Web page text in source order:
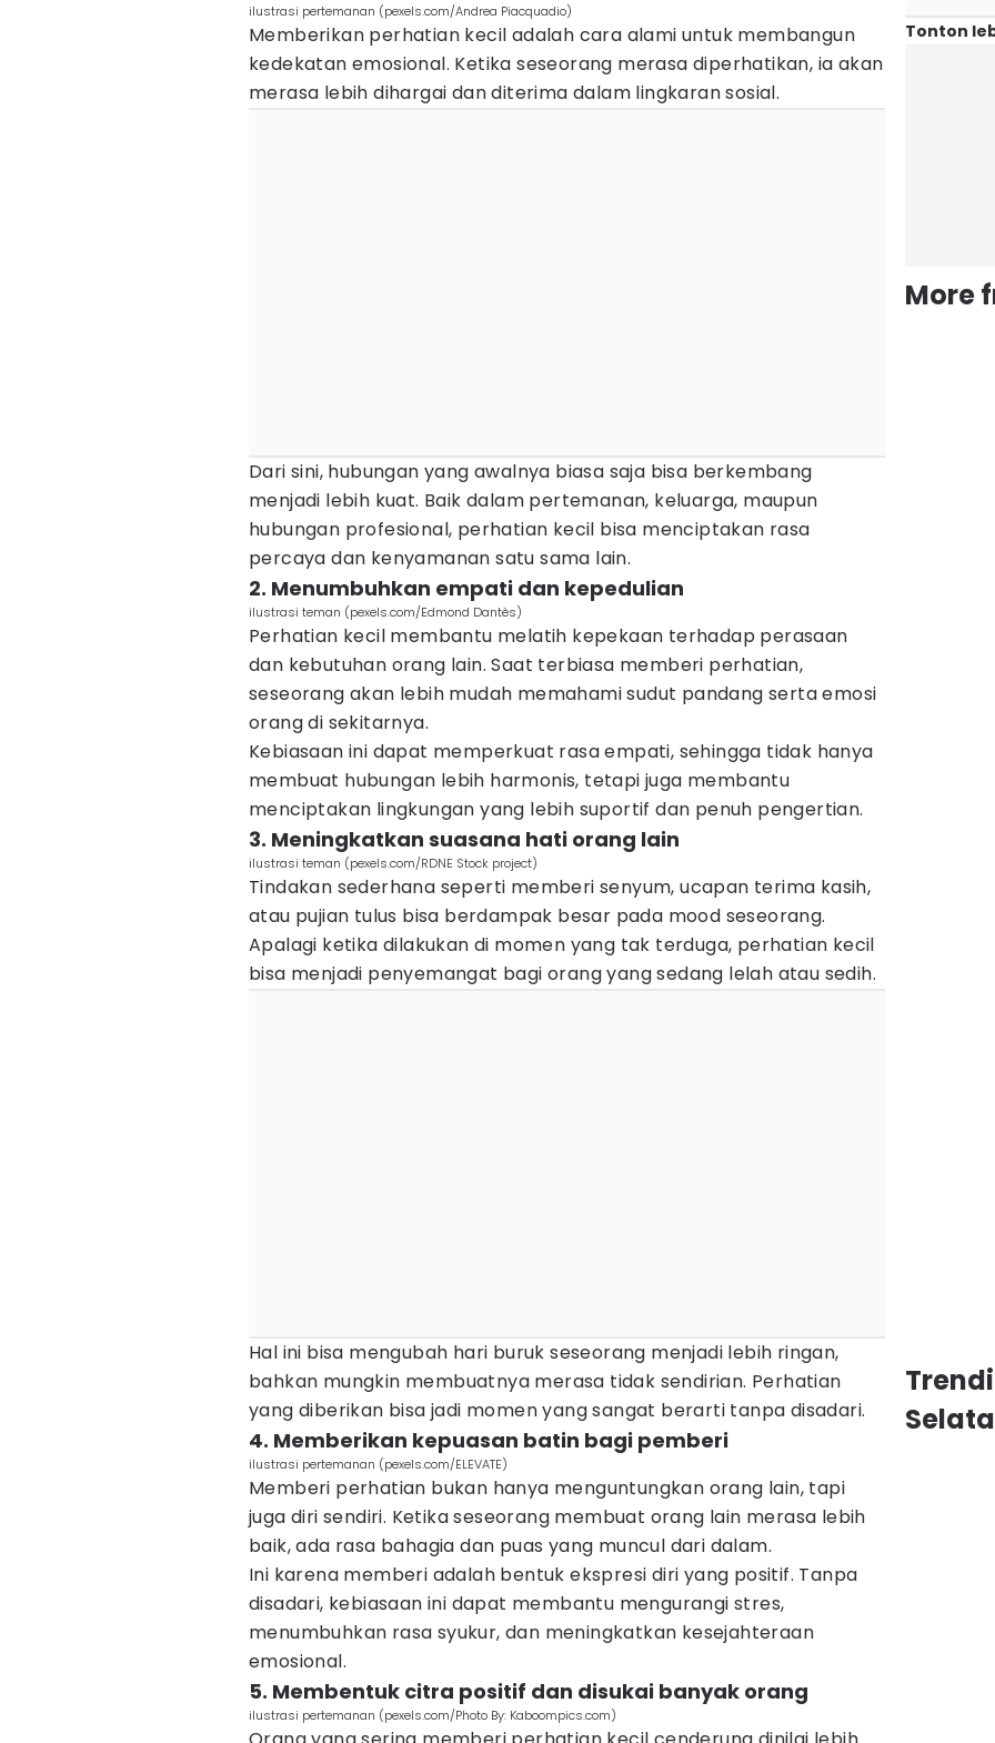
ilustrasi pertemanan (pexels.com/Andrea Piacquadio)
Memberikan perhatian kecil adalah cara alami untuk membangun
kedekatan emosional. Ketika seseorang merasa diperhatikan, ia akan
merasa lebih dihargai dan diterima dalam lingkaran sosial.
Dari sini, hubungan yang awalnya biasa saja bisa berkembang
menjadi lebih kuat. Baik dalam pertemanan, keluarga, maupun
hubungan profesional, perhatian kecil bisa menciptakan rasa
percaya dan kenyamanan satu sama lain.
2. Menumbuhkan empati dan kepedulian
ilustrasi teman (pexels.com/Edmond Dantès)
Perhatian kecil membantu melatih kepekaan terhadap perasaan
dan kebutuhan orang lain. Saat terbiasa memberi perhatian,
seseorang akan lebih mudah memahami sudut pandang serta emosi
orang di sekitarnya.
Kebiasaan ini dapat memperkuat rasa empati, sehingga tidak hanya
membuat hubungan lebih harmonis, tetapi juga membantu
menciptakan lingkungan yang lebih suportif dan penuh pengertian.
3. Meningkatkan suasana hati orang lain
ilustrasi teman (pexels.com/RDNE Stock project)
Tindakan sederhana seperti memberi senyum, ucapan terima kasih,
atau pujian tulus bisa berdampak besar pada mood seseorang.
Apalagi ketika dilakukan di momen yang tak terduga, perhatian kecil
bisa menjadi penyemangat bagi orang yang sedang lelah atau sedih.
Hal ini bisa mengubah hari buruk seseorang menjadi lebih ringan,
bahkan mungkin membuatnya merasa tidak sendirian. Perhatian
yang diberikan bisa jadi momen yang sangat berarti tanpa disadari.
4. Memberikan kepuasan batin bagi pemberi
ilustrasi pertemanan (pexels.com/ELEVATE)
Memberi perhatian bukan hanya menguntungkan orang lain, tapi
juga diri sendiri. Ketika seseorang membuat orang lain merasa lebih
baik, ada rasa bahagia dan puas yang muncul dari dalam.
Ini karena memberi adalah bentuk ekspresi diri yang positif. Tanpa
disadari, kebiasaan ini dapat membantu mengurangi stres,
menumbuhkan rasa syukur, dan meningkatkan kesejahteraan
emosional.
5. Membentuk citra positif dan disukai banyak orang
ilustrasi pertemanan (pexels.com/Photo By: Kaboompics.com)
Tonton
More